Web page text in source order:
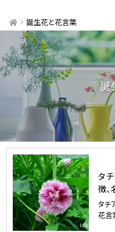
誕生花と花言葉
誕
タ
徴
タチ
花言